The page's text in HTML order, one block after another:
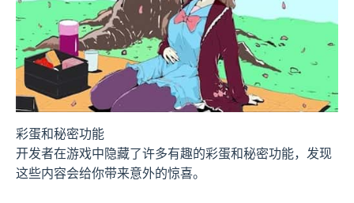
彩蛋和秘密功能
开发者在游戏中隐藏了许多有趣的彩蛋和秘密功能，发现
这些内容会给你带来意外的惊喜。